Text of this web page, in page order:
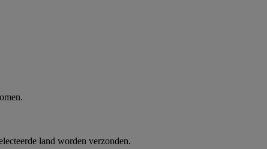
land worden verzonden.